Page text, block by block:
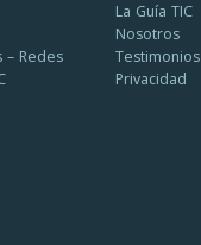
– Redes
La Guía TIC
Nosotros
Testimonios
Privacidad